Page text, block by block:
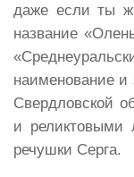
даже если ты
название
наименование и
Свердловской
и реликтовыми
речушки Серга.